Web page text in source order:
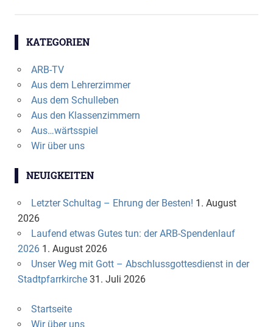
KATEGORIEN
ARB-TV
Aus dem Lehrerzimmer
Aus dem Schulleben
Aus den Klassenzimmern
Aus…wärtsspiel
Wir über uns
NEUIGKEITEN
Letzter Schultag – Ehrung der Besten! 1. August
2026
Laufend etwas Gutes tun: der ARB-Spendenlauf
2026 1. August 2026
Unser Weg mit Gott – Abschlussgottesdienst in der
Stadtpfarrkirche 31. Juli 2026
Startseite
Wir über uns